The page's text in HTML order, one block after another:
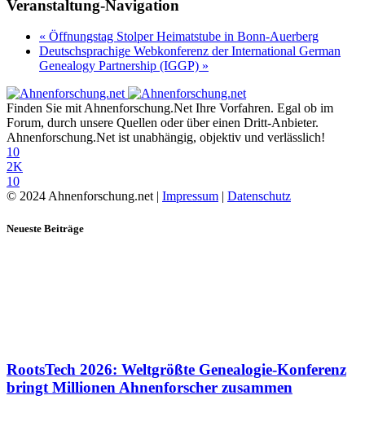
Veranstaltung-Navigation
« Öffnungstag Stolper Heimatstube in Bonn-Auerberg
Deutschsprachige Webkonferenz der International German
Genealogy Partnership (IGGP) »
Finden Sie mit Ahnenforschung.Net Ihre Vorfahren. Egal ob im
Forum, durch unsere Quellen oder über einen Dritt-Anbieter.
Ahnenforschung.Net ist unabhängig, objektiv und verlässlich!
10
2K
10
© 2024 Ahnenforschung.net | Impressum | Datenschutz
Neueste Beiträge
RootsTech 2026: Weltgrößte Genealogie-Konferenz
bringt Millionen Ahnenforscher zusammen